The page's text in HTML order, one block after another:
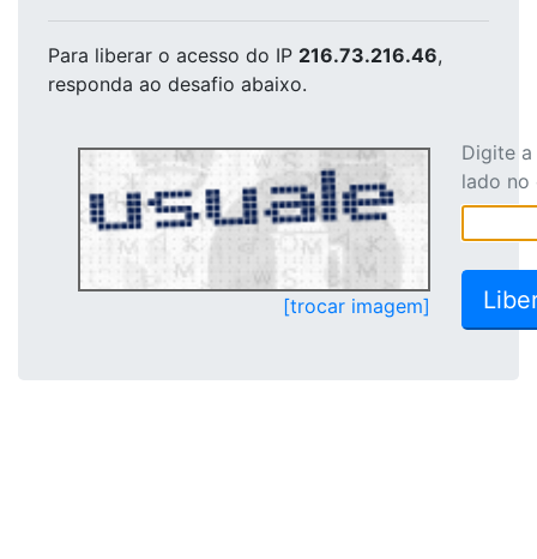
Para liberar o acesso do IP 216.73.216.46,
responda ao desafio abaixo.
[trocar imagem]
Digite
lado no